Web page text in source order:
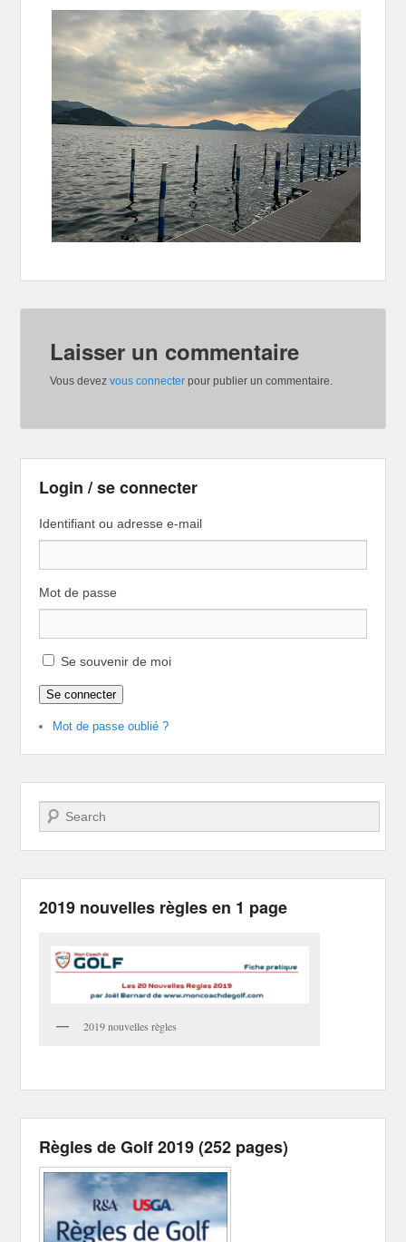
Laisser un commentaire
Vous devezvous connecter pour publier un commentaire.
Login / se connecter
Identifiant ou adresse e-mail
Mot de passe
Se souvenir de moi
Se connecter
Mot de passe oublié ?
Recherche
2019 nouvelles règles en 1 page
2019 nouvelles règles
Règles de Golf 2019 (252 pages)